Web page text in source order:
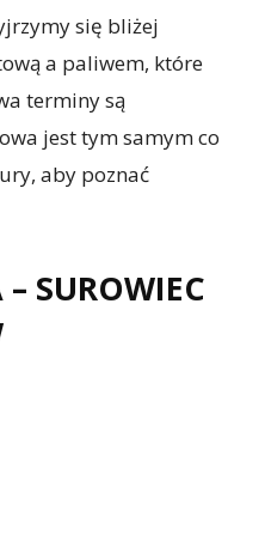
się bliżej
a paliwem, które
terminy są
jest tym samym co
aby poznać
SUROWIEC